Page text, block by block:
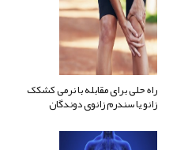
راه حلی برای مقابله با نرمی کشکک
زانو یا سندرم زانوی دوندگان